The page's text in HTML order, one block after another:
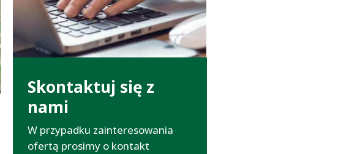
Skontaktuj się z
nami
W przypadku zainteresowania
ofertą prosimy o kontakt